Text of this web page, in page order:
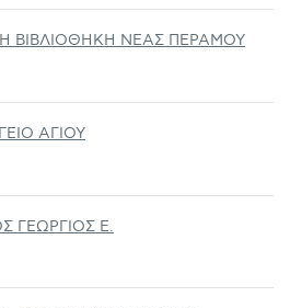
ΒΙΒΛΙΟΘΗΚΗ ΝΕΑΣ ΠΕΡΑΜΟΥ
ΑΓΙΟΥ
ΓΕΩΡΓΙΟΣ Ε.